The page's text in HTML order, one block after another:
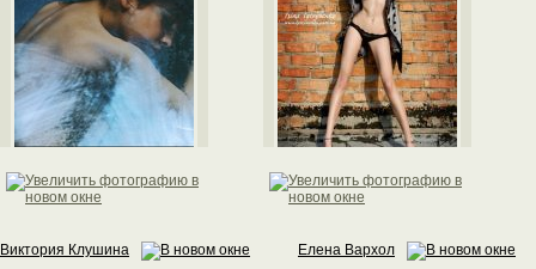
Виктория Клушина Елена Вархол